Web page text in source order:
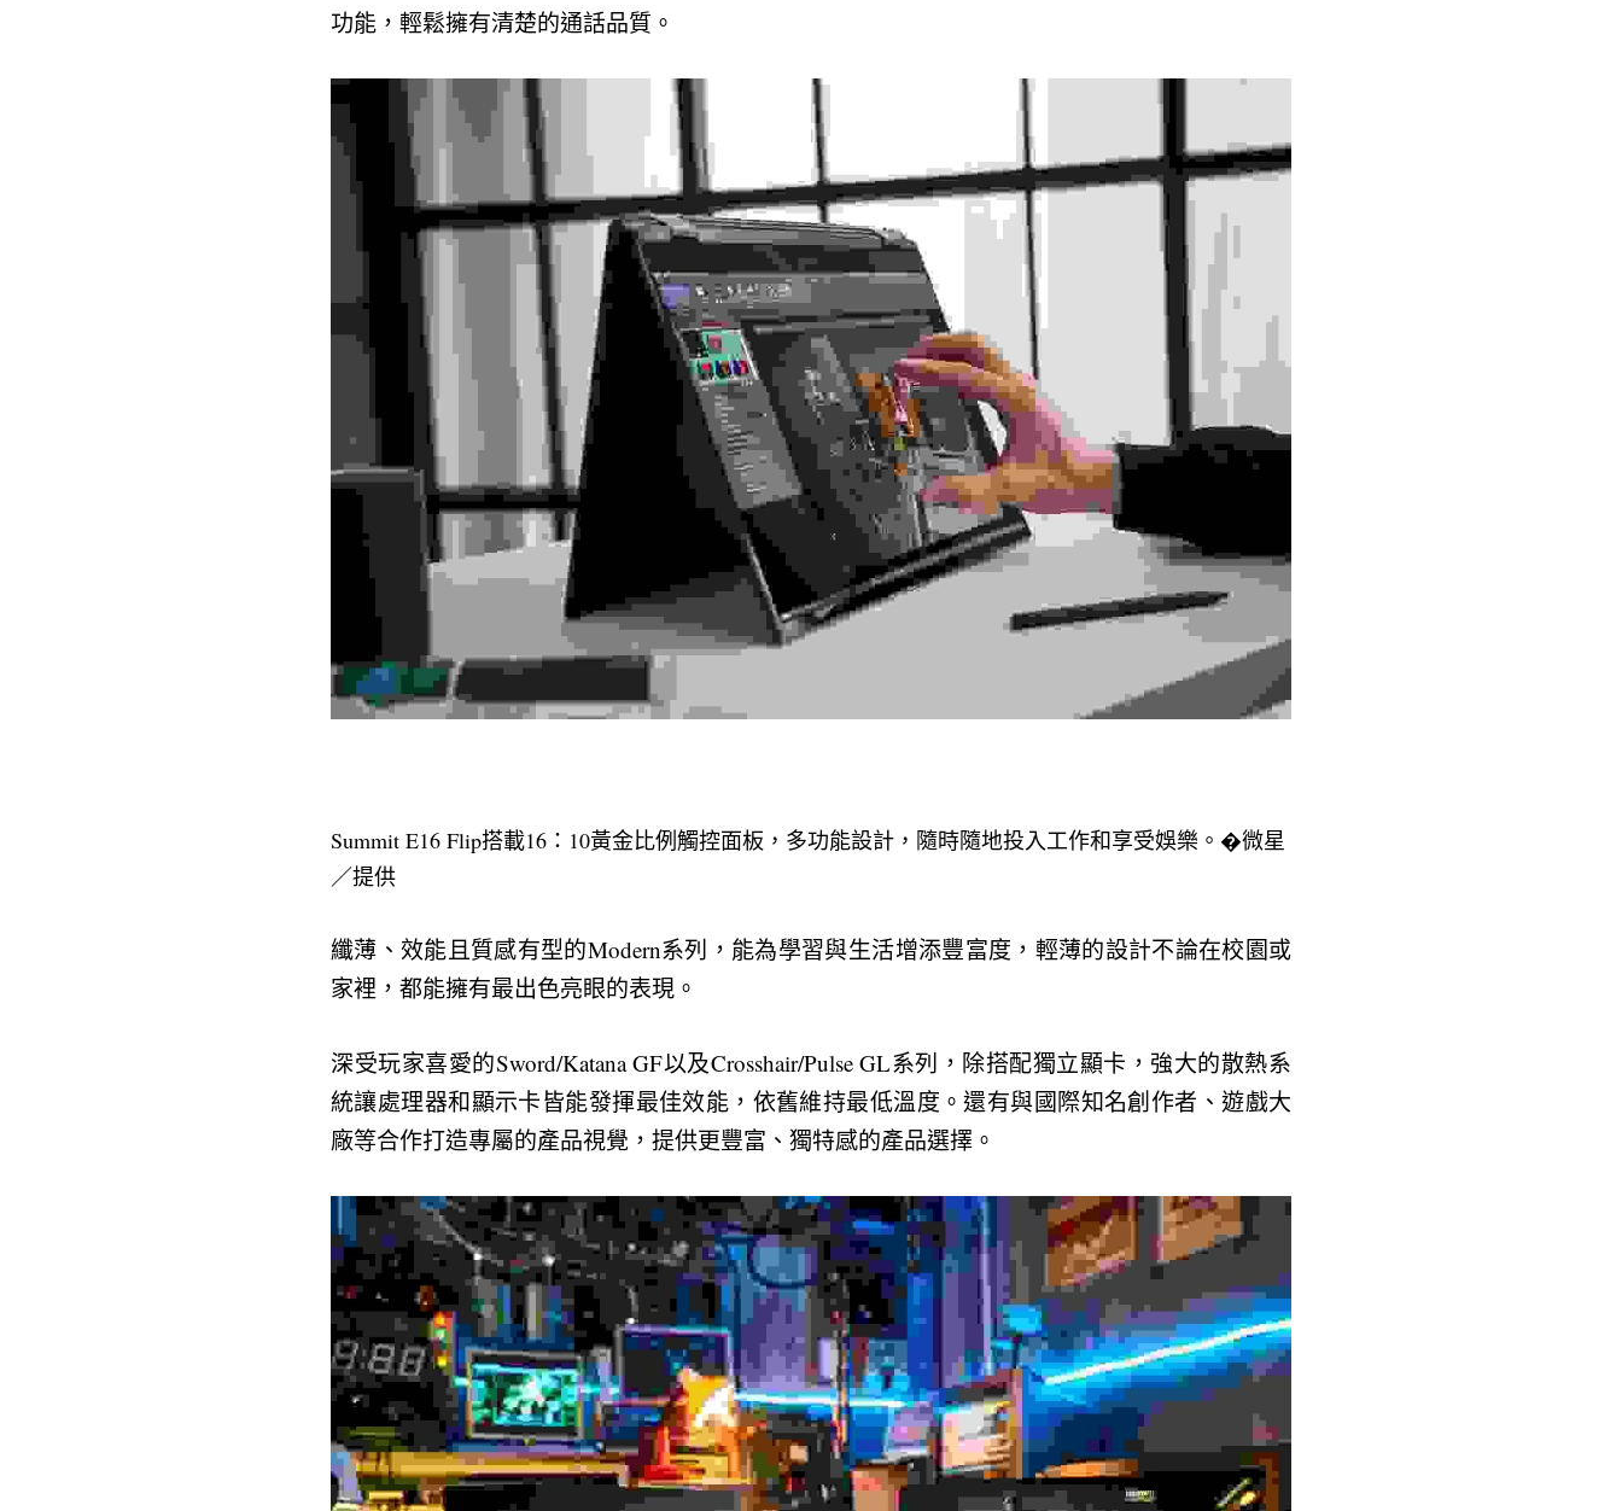
功能，輕鬆擁有清楚的通話品質。
Summit E16 Flip搭載16：10黃金比例觸控面板，多功能設計，隨時隨地投入工作和享受娛樂。�微星
／提供
纖薄、效能且質感有型的Modern系列，能為學習與生活增添豐富度，輕薄的設計不論在校園或
家裡，都能擁有最出色亮眼的表現。
深受玩家喜愛的Sword/Katana GF以及Crosshair/Pulse GL系列，除搭配獨立顯卡，強大的散熱系
統讓處理器和顯示卡皆能發揮最佳效能，依舊維持最低溫度。還有與國際知名創作者、遊戲大
廠等合作打造專屬的產品視覺，提供更豐富、獨特感的產品選擇。